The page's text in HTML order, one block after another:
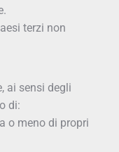
terzi non
ai sensi degli
di:
o meno di propri